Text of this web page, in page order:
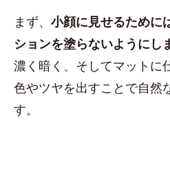
まず、 小顔に見せるために
ションを塗らないようにし
濃く暗く、そしてマットに
色やツヤを出すことで自然
す。